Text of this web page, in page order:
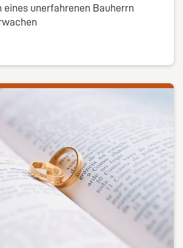
eines unerfahrenen Bauherrn